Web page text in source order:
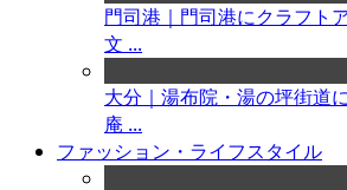
門司港｜門司港にクラフト
文 ...
大分｜湯布院・湯の坪街道
庵 ...
ファッション・ライフスタイル